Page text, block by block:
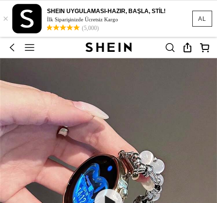
AL
×
SHEIN UYGULAMASI-HAZIR, BAŞLA, STİL!
İlk Siparişinizde Ücretsiz Kargo
(5,000)